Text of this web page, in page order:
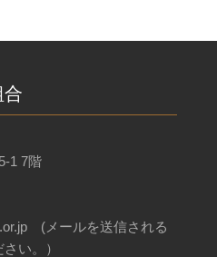
合
1 7階
(メールを送信される
い。）